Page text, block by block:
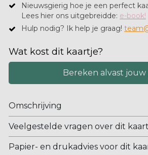
Nieuwsgierig hoe je een perfect
​Lees hier ons uitgebreidde: e-book!
Hulp nodig? Ik help je graag!
Wat kost dit kaartje?
Bereken alvast jouw
Omschrijving
Veelgestelde vragen over dit
Papier- en drukadvies voor dit